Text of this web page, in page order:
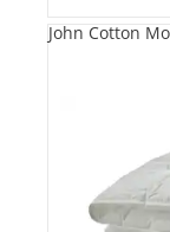
John Cotton